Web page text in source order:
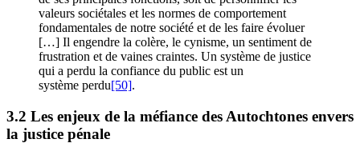
valeurs sociétales et les normes de comportement
fondamentales de notre société et de les faire évoluer
[…] Il engendre la colère, le cynisme, un sentiment de
frustration et de vaines craintes. Un système de justice
qui a perdu la confiance du public est un
système perdu[50].
3.2 Les enjeux de la méfiance des Autochtones envers
la justice pénale